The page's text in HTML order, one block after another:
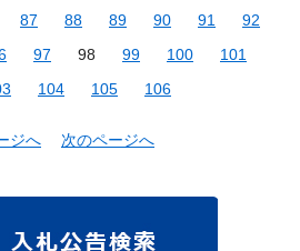
87 88 89 90 91
92
97 98 99 100
101
104 105 106
ジへ 次のページへ